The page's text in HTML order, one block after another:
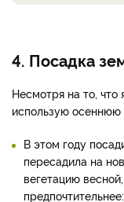
4. Посадка
Несмотря на то,
использую осеннюю
В этом году
пересадила на
вегетацию